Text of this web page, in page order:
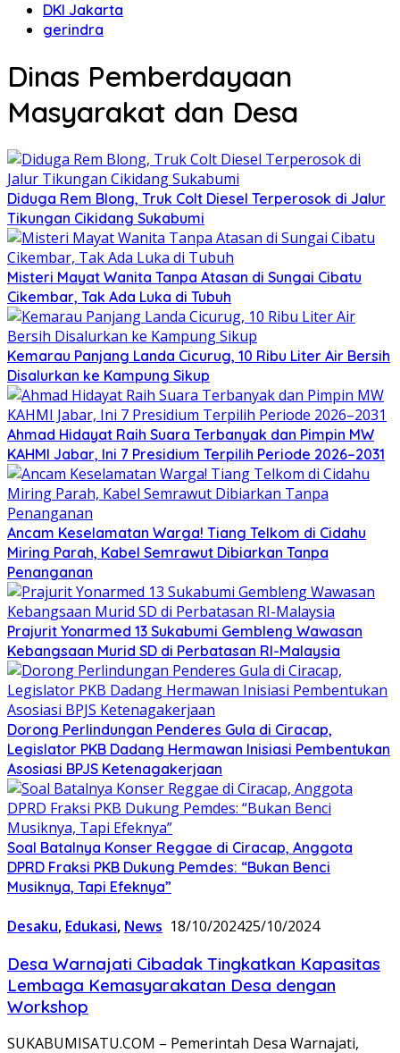
DKI Jakarta
gerindra
Dinas Pemberdayaan
Masyarakat dan Desa
Diduga Rem Blong, Truk Colt Diesel Terperosok di Jalur
Tikungan Cikidang Sukabumi
Misteri Mayat Wanita Tanpa Atasan di Sungai Cibatu
Cikembar, Tak Ada Luka di Tubuh
Kemarau Panjang Landa Cicurug, 10 Ribu Liter Air Bersih
Disalurkan ke Kampung Sikup
Ahmad Hidayat Raih Suara Terbanyak dan Pimpin MW
KAHMI Jabar, Ini 7 Presidium Terpilih Periode 2026–2031
Ancam Keselamatan Warga! Tiang Telkom di Cidahu
Miring Parah, Kabel Semrawut Dibiarkan Tanpa
Penanganan
Prajurit Yonarmed 13 Sukabumi Gembleng Wawasan
Kebangsaan Murid SD di Perbatasan RI-Malaysia
Dorong Perlindungan Penderes Gula di Ciracap,
Legislator PKB Dadang Hermawan Inisiasi Pembentukan
Asosiasi BPJS Ketenagakerjaan
Soal Batalnya Konser Reggae di Ciracap, Anggota
DPRD Fraksi PKB Dukung Pemdes: “Bukan Benci
Musiknya, Tapi Efeknya”
Desaku, Edukasi, News 18/10/202425/10/2024
Desa Warnajati Cibadak Tingkatkan Kapasitas
Lembaga Kemasyarakatan Desa dengan
Workshop
SUKABUMISATU.COM – Pemerintah Desa Warnajati,